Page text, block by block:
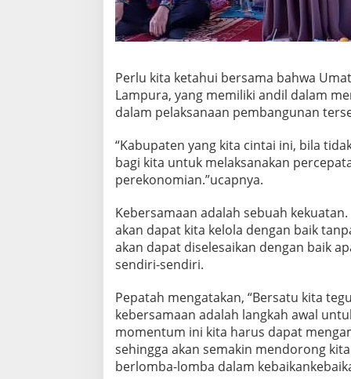
P
e
t
u
a
n
Perlu kita ketahui bersama bahwa
Lampura, yang memiliki andil dalam
dalam pelaksanaan pembangunan
“Kabupaten yang kita cintai ini, bila
bagi kita untuk melaksanakan
perekonomian.”ucapnya.
Kebersamaan adalah sebuah
akan dapat kita kelola dengan baik
akan dapat diselesaikan dengan baik
sendiri-sendiri.
Pepatah mengatakan, “Bersatu kita
kebersamaan adalah langkah awal
momentum ini kita harus dapat
sehingga akan semakin mendorong
berlomba-lomba dalam